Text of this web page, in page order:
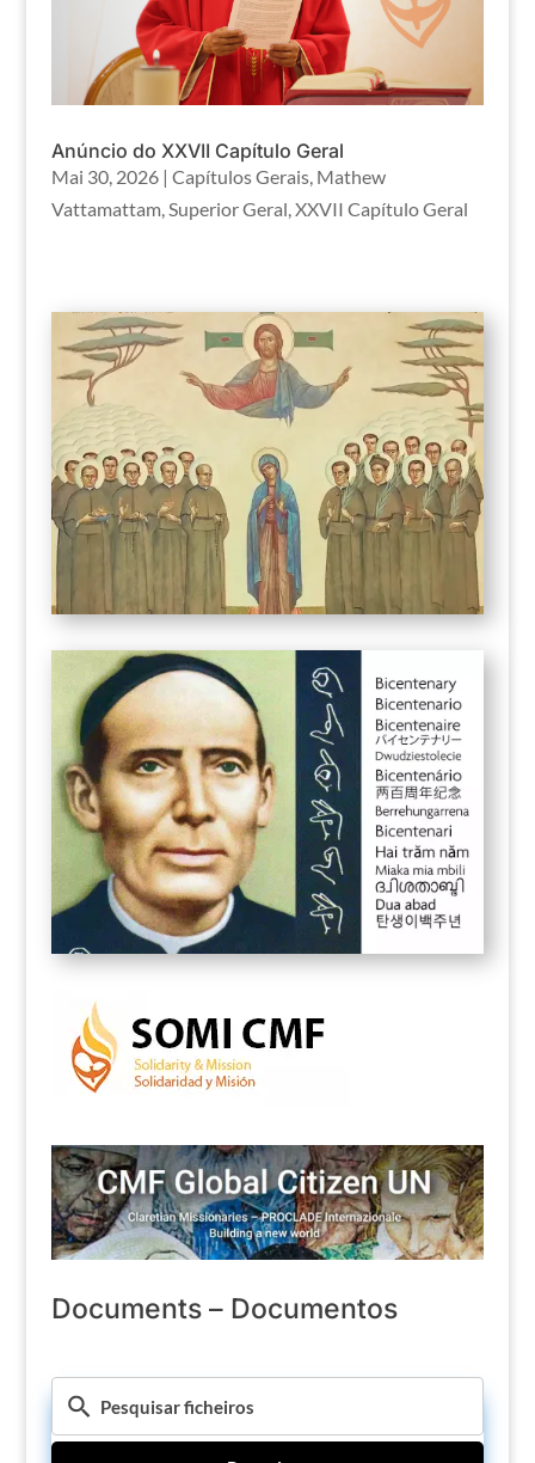
Anúncio do XXVII Capítulo Geral
Mai 30, 2026| Capítulos Gerais, Mathew
Vattamattam,Superior Geral,XXVII Capítulo Geral
Documents – Documentos